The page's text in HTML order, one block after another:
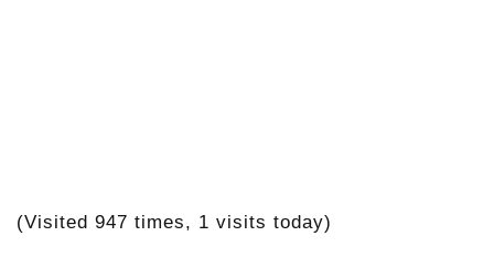
(Visited 947 times, 1 visits today)